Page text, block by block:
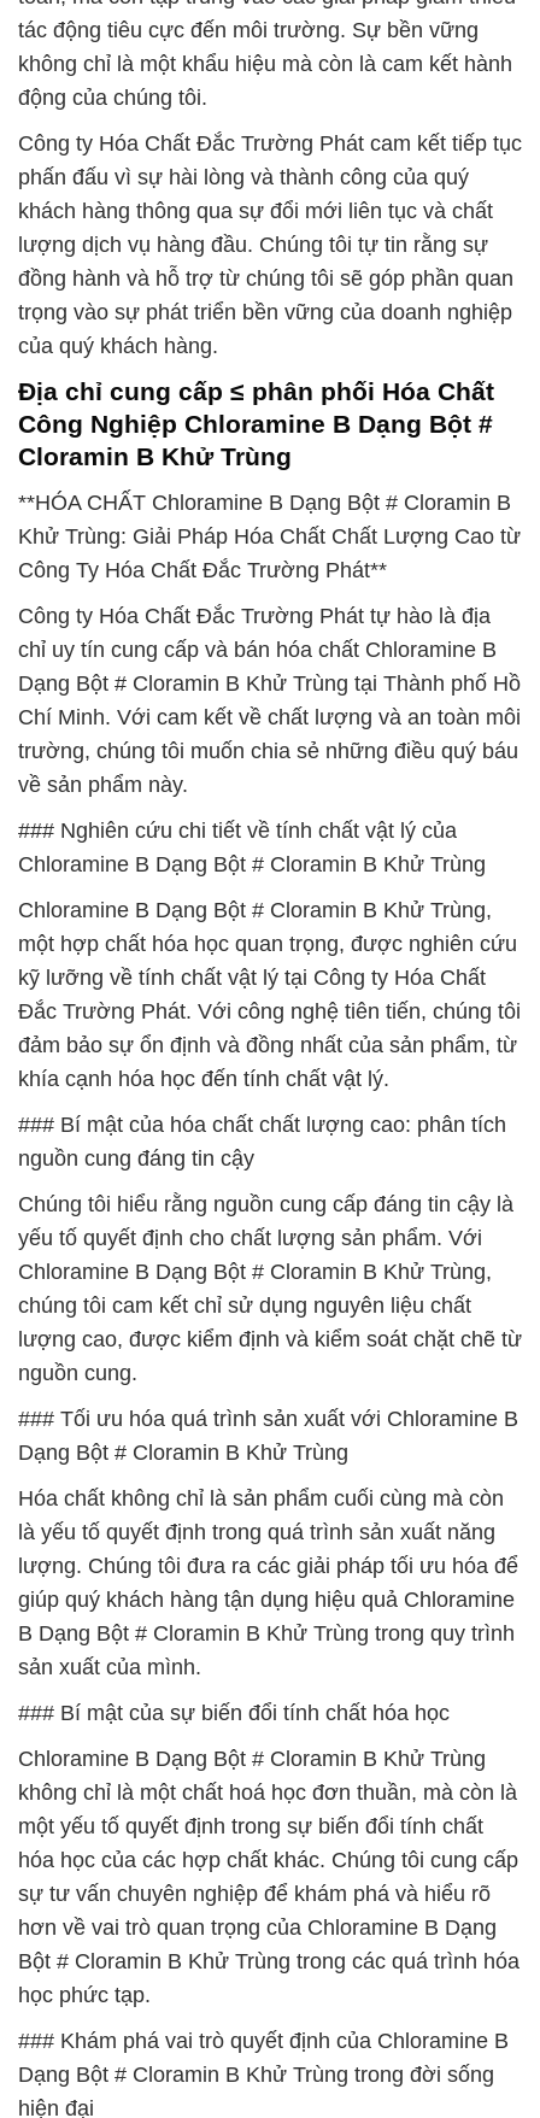
tác động tiêu cực đến môi trường. Sự bền vững
không chỉ là một khẩu hiệu mà còn là cam kết hành
động của chúng tôi.
Công ty Hóa Chất Đắc Trường Phát cam kết tiếp tục
phấn đấu vì sự hài lòng và thành công của quý
khách hàng thông qua sự đổi mới liên tục và chất
lượng dịch vụ hàng đầu. Chúng tôi tự tin rằng sự
đồng hành và hỗ trợ từ chúng tôi sẽ góp phần quan
trọng vào sự phát triển bền vững của doanh nghiệp
của quý khách hàng.
Địa chỉ cung cấp ≤ phân phối Hóa Chất
Công Nghiệp Chloramine B Dạng Bột #
Cloramin B Khử Trùng
**HÓA CHẤT Chloramine B Dạng Bột # Cloramin B
Khử Trùng: Giải Pháp Hóa Chất Chất Lượng Cao từ
Công Ty Hóa Chất Đắc Trường Phát**
Công ty Hóa Chất Đắc Trường Phát tự hào là địa
chỉ uy tín cung cấp và bán hóa chất Chloramine B
Dạng Bột # Cloramin B Khử Trùng tại Thành phố Hồ
Chí Minh. Với cam kết về chất lượng và an toàn môi
trường, chúng tôi muốn chia sẻ những điều quý báu
về sản phẩm này.
### Nghiên cứu chi tiết về tính chất vật lý của
Chloramine B Dạng Bột # Cloramin B Khử Trùng
Chloramine B Dạng Bột # Cloramin B Khử Trùng,
một hợp chất hóa học quan trọng, được nghiên cứu
kỹ lưỡng về tính chất vật lý tại Công ty Hóa Chất
Đắc Trường Phát. Với công nghệ tiên tiến, chúng tôi
đảm bảo sự ổn định và đồng nhất của sản phẩm, từ
khía cạnh hóa học đến tính chất vật lý.
### Bí mật của hóa chất chất lượng cao: phân tích
nguồn cung đáng tin cậy
Chúng tôi hiểu rằng nguồn cung cấp đáng tin cậy là
yếu tố quyết định cho chất lượng sản phẩm. Với
Chloramine B Dạng Bột # Cloramin B Khử Trùng,
chúng tôi cam kết chỉ sử dụng nguyên liệu chất
lượng cao, được kiểm định và kiểm soát chặt chẽ từ
nguồn cung.
### Tối ưu hóa quá trình sản xuất với Chloramine B
Dạng Bột # Cloramin B Khử Trùng
Hóa chất không chỉ là sản phẩm cuối cùng mà còn
là yếu tố quyết định trong quá trình sản xuất năng
lượng. Chúng tôi đưa ra các giải pháp tối ưu hóa để
giúp quý khách hàng tận dụng hiệu quả Chloramine
B Dạng Bột # Cloramin B Khử Trùng trong quy trình
sản xuất của mình.
### Bí mật của sự biến đổi tính chất hóa học
Chloramine B Dạng Bột # Cloramin B Khử Trùng
không chỉ là một chất hoá học đơn thuần, mà còn là
một yếu tố quyết định trong sự biến đổi tính chất
hóa học của các hợp chất khác. Chúng tôi cung cấp
sự tư vấn chuyên nghiệp để khám phá và hiểu rõ
hơn về vai trò quan trọng của Chloramine B Dạng
Bột # Cloramin B Khử Trùng trong các quá trình hóa
học phức tạp.
### Khám phá vai trò quyết định của Chloramine B
Dạng Bột # Cloramin B Khử Trùng trong đời sống
hiện đại